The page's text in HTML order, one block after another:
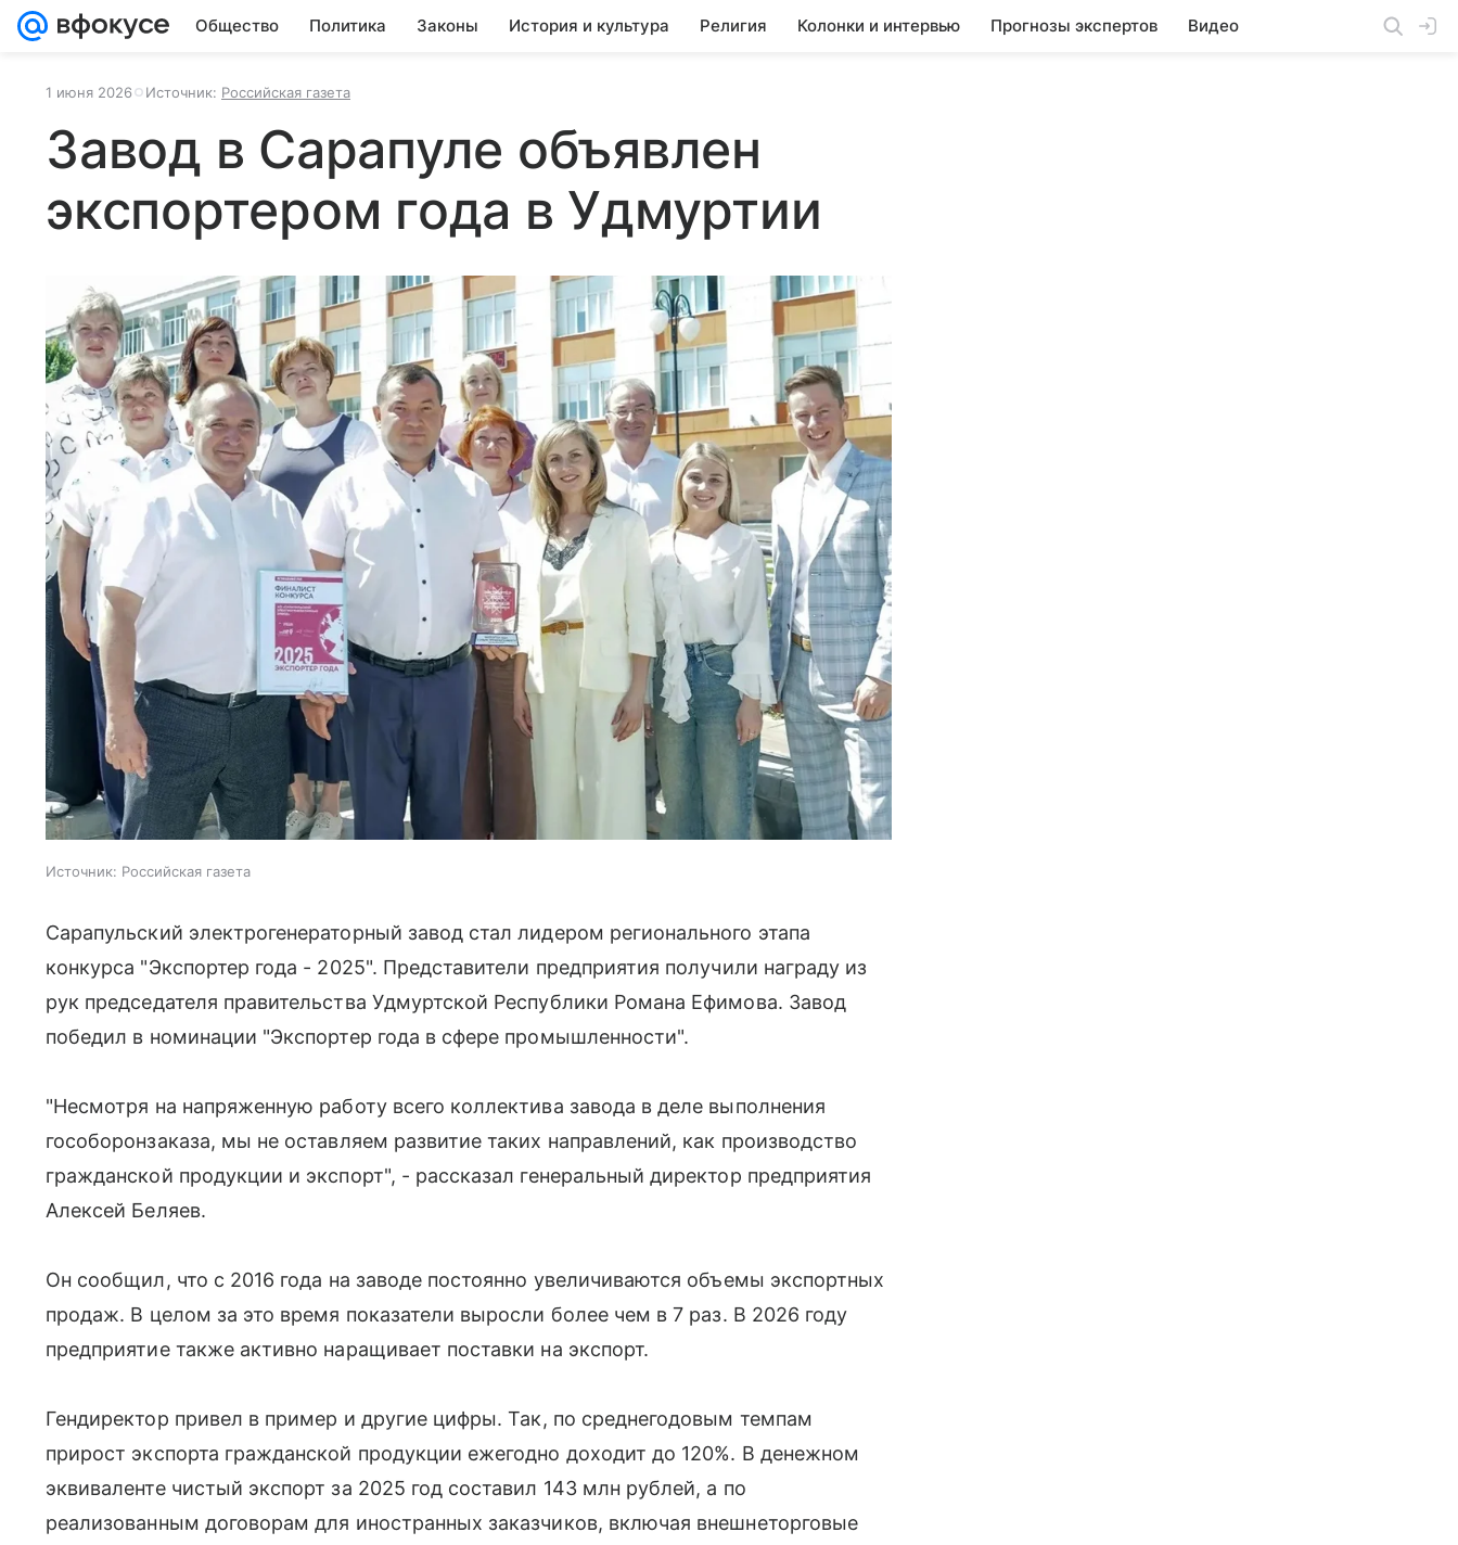
Общество Политика Законы История и культура Религия Колонки и интервью Прогнозы экспертов Видео
1 июня 2026 Источник: Российская газета
Завод в Сарапуле объявлен
экспортером года в Удмуртии
Источник: Российская газета
Сарапульский электрогенераторный завод стал лидером регионального этапа
конкурса "Экспортер года - 2025". Представители предприятия получили награду из
рук председателя правительства Удмуртской Республики Романа Ефимова. Завод
победил в номинации "Экспортер года в сфере промышленности".
"Несмотря на напряженную работу всего коллектива завода в деле выполнения
гособоронзаказа, мы не оставляем развитие таких направлений, как производство
гражданской продукции и экспорт", - рассказал генеральный директор предприятия
Алексей Беляев.
Он сообщил, что с 2016 года на заводе постоянно увеличиваются объемы экспортных
продаж. В целом за это время показатели выросли более чем в 7 раз. В 2026 году
предприятие также активно наращивает поставки на экспорт.
Гендиректор привел в пример и другие цифры. Так, по среднегодовым темпам
прирост экспорта гражданской продукции ежегодно доходит до 120%. В денежном
эквиваленте чистый экспорт за 2025 год составил 143 млн рублей, а по
реализованным договорам для иностранных заказчиков, включая внешнеторговые